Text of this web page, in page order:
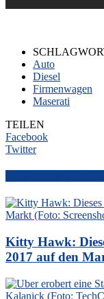
Auto
Diesel
Firmenwagen
Maserati
TEILEN
Facebook
Twitter
Kitty Hawk:
2017 auf den